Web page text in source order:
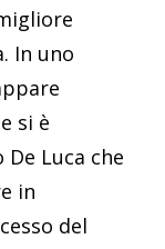
In uno
si è
De Luca che
in
del